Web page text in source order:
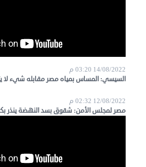
14/08/2022 03:20 م
السيسي: المساس بمياه مصر مقابله شيء لا
12/08/2022 02:32 م
مصر لمجلس الأمن: شقوق بسد النهضة ينذر